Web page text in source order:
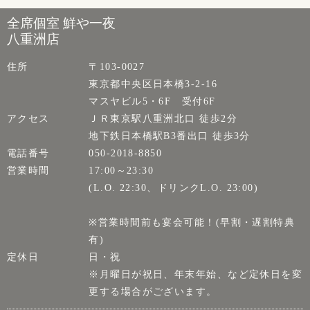
全席個室 鮮や一夜
八重洲店
住所
〒103-0027
東京都中央区日本橋3-2-16
マスヤビル5・6F 受付6F
アクセス
ＪＲ東京駅八重洲北口 徒歩2分
地下鉄日本橋駅B3番出口 徒歩3分
電話番号
050-2018-8850
営業時間
17:00～23:30
(L.O. 22:30、ドリンクL.O. 23:00)
※営業時間前も宴会可能！(早割・遅割特典
有)
定休日
日・祝
※月曜日が祝日、年末年始、など定休日を変
更する場合がございます。